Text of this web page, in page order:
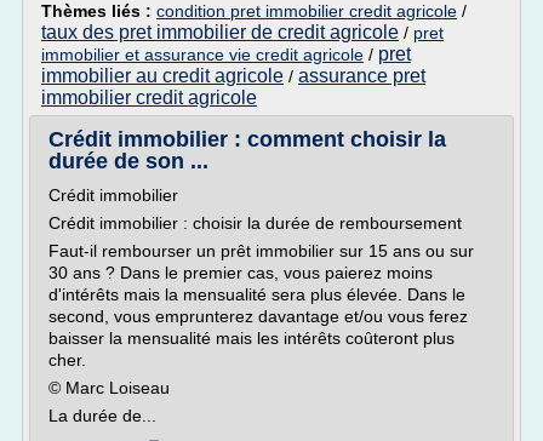
Thèmes liés : condition pret immobilier credit agricole /
taux des pret immobilier de credit agricole / pret
immobilier et assurance vie credit agricole / pret
immobilier au credit agricole / assurance pret
immobilier credit agricole
Crédit immobilier : comment choisir la
durée de son ...
Crédit immobilier
Crédit immobilier : choisir la durée de remboursement
Faut-il rembourser un prêt immobilier sur 15 ans ou sur
30 ans ? Dans le premier cas, vous paierez moins
d'intérêts mais la mensualité sera plus élevée. Dans le
second, vous emprunterez davantage et/ou vous ferez
baisser la mensualité mais les intérêts coûteront plus
cher.
© Marc Loiseau
La durée de...